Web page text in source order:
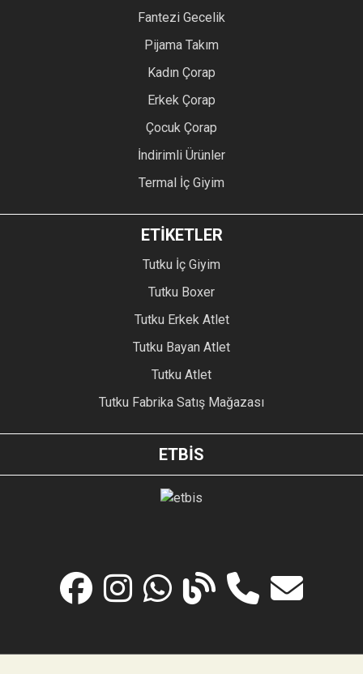
Fantezi Gecelik
Pijama Takım
Kadın Çorap
Erkek Çorap
Çocuk Çorap
İndirimli Ürünler
Termal İç Giyim
ETİKETLER
Tutku İç Giyim
Tutku Boxer
Tutku Erkek Atlet
Tutku Bayan Atlet
Tutku Atlet
Tutku Fabrika Satış Mağazası
ETBİS